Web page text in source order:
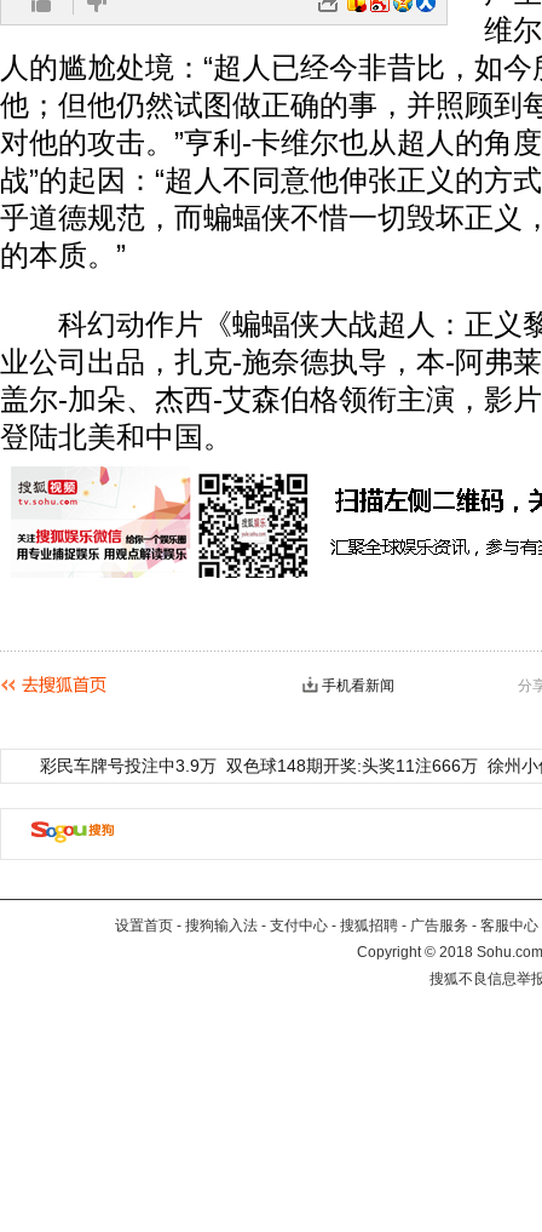
维
人的尴尬处境：“超人已经今非昔比，如
他；但他仍然试图做正确的事，并照顾到
对他的攻击。”亨利-卡维尔也从超人的角
战”的起因：“超人不同意他伸张正义的方
乎道德规范，而蝙蝠侠不惜一切毁坏正义
的本质。”
科幻动作片《蝙蝠侠大战超人：正义
业公司出品，扎克-施奈德执导，本-阿弗
盖尔-加朵、杰西-艾森伯格领衔主演，影
登陆北美和中国。
分
手机看新闻
彩民车牌号投注中3.9万 双色球148期开奖:头奖11注666万 徐州
设置首页 - 搜狗输入法 - 支付中心 - 搜狐招聘 - 广告服务 - 客服中心
Copyright©2018
搜狐不良信息举